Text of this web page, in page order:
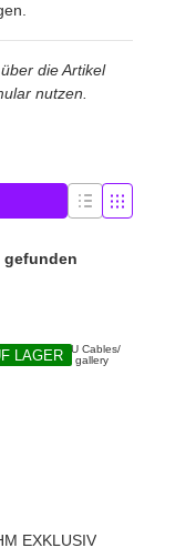
die Artikel
nutzen.
gefunden
LAGER
EXKLUSIV